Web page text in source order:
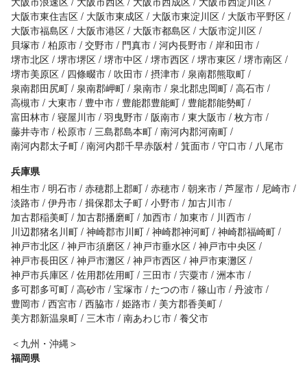
大阪市東住吉区
大阪市東成区 大阪市東淀川区
大阪市平野区
大阪市福島区
大阪市港区 大阪市都島区
大阪市淀川区
貝塚市 柏原市 交野市 門真市 河内長野市
岸和田市
堺市北区 堺市堺区 堺市中区 堺市西区 堺市東区 堺市南区
堺市美原区
四條畷市 吹田市 摂津市
泉南郡熊取町
泉南郡田尻町
泉南郡岬町 泉南市 泉北郡忠岡町 高石市
高槻市
大東市 豊中市 豊能郡豊能町
豊能郡能勢町
富田林市 寝屋川市 羽曳野市 阪南市 東大阪市 枚方市
藤井寺市 松原市 三島郡島本町 南河内郡河南町
南河内郡太子町 南河内郡千早赤阪村 箕面市 守口市
八尾市
兵庫県
相生市
明石市 赤穂郡上郡町 赤穂市 朝来市 芦屋市
尼崎市
淡路市 伊丹市 揖保郡太子町 小野市
加古川市
加古郡稲美町
加古郡播磨町 加西市 加東市
川西市
川辺郡猪名川町 神崎郡市川町 神崎郡神河町 神崎郡福崎町
神戸市北区 神戸市須磨区 神戸市垂水区 神戸市中央区
神戸市長田区 神戸市灘区 神戸市西区 神戸市東灘区
神戸市兵庫区 佐用郡佐用町 三田市 宍粟市 洲本市
多可郡多可町 高砂市 宝塚市 たつの市 篠山市 丹波市
豊岡市 西宮市 西脇市 姫路市
美方郡香美町
美方郡新温泉町 三木市 南あわじ市 養父市
＜九州・沖縄＞
福岡県